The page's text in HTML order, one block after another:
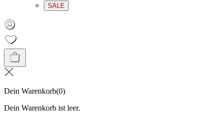
SALE
Dein Warenkorb(0)
Dein Warenkorb ist leer.